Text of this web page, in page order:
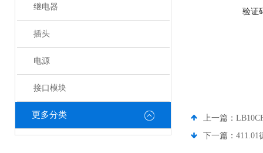
继电器
插头
电源
接口模块
更多分类
验证
上一篇：
下一篇： 411.01